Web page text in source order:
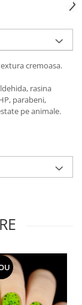
cremoasa.
rasina
parabeni,
pe animale.